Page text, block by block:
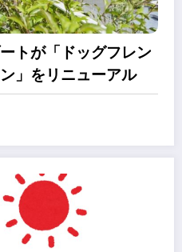
トが「ドッグフレン
」をリニューアル